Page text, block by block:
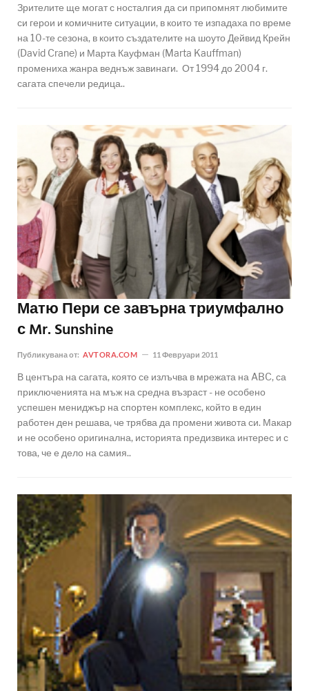
Зрителите ще могат с носталгия да си припомнят любимите
си герои и комичните ситуации, в които те изпадаха по време
на 10-те сезона, в които създателите на шоуто Дейвид Крейн
(David Crane) и Марта Кауфман (Marta Kauffman)
промениха жанра веднъж завинаги. От 1994 до 2004 г.
сагата спечели редица..
Матю Пери се завърна триумфално
с Mr. Sunshine
Публикувана от: AVTORA.COM 11 Февруари 2011
В центъра на сагата, която се излъчва в мрежата на ABC, са
приключенията на мъж на средна възраст - не особено
успешен мениджър на спортен комплекс, който в един
работен ден решава, че трябва да промени живота си. Макар
и не особено оригинална, историята предизвика интерес и с
това, че е дело на самия..